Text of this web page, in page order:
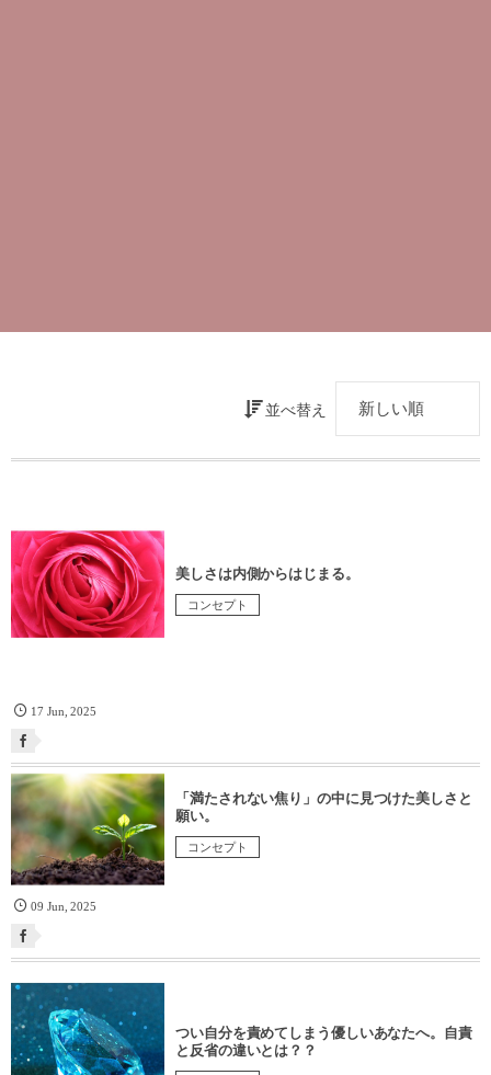
並べ替え
美しさは内側からはじまる。
コンセプト
17 Jun ,2025
「満たされない焦り」の中に見つけた美しさと
願い。
コンセプト
09 Jun,2025
つい自分を責めてしまう優しいあなたへ。自責
と反省の違いとは？？